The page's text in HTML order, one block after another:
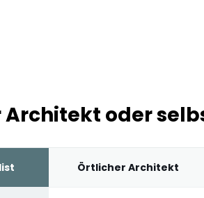
oder
Örtlicher Architekt